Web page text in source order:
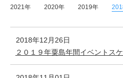
2021年
2020年 2019年
2018年12月26日
２０１９年粟島年間イベントス